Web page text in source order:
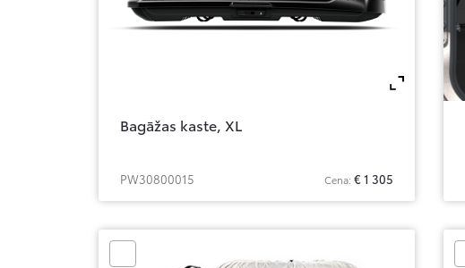
Zoom
Bagāžas kaste, XL
PW30800015 Cena: € 1 305